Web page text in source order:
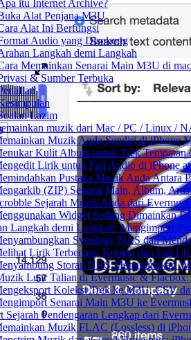
itu Internet Archive?
Alat Penjana M3U
Alat Ini Berfungsi
Audio yang Disokong
Langkah demi Langkah
Memainkan Senarai Main M3U di
& Sumber Terbuka
Lazim
muzik dari Mac / PC / Linux /
Muzik Anda Sendiri di iPhone
Kulit Album untuk Trek
Lirik untuk Fail Audio di iPhone
Pustaka Muzik Anda Antara
(ZIP) Senarai Main, Album,
Sejarah Muzik Anda dari
Widget Sedang Dimainkan
Langkah demi Langkah: Mengimport
Synology NAS dan
Lirik Terbenam, Komen dan Fail
Storan NAS Menggunakan
Luar Talian di Evermusic &
Koleksi Trek ke M3U, CSV
Senarai Main M3U ke
Sejarah Pendengaran Lengkap dari
Muzik FLAC (Lossless) di